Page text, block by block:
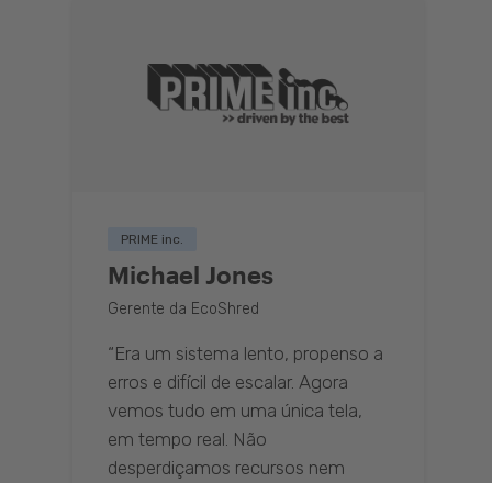
PRIME inc.
Michael Jones
Gerente da EcoShred
“Era um sistema lento, propenso a
erros e difícil de escalar. Agora
vemos tudo em uma única tela,
em tempo real. Não
desperdiçamos recursos nem